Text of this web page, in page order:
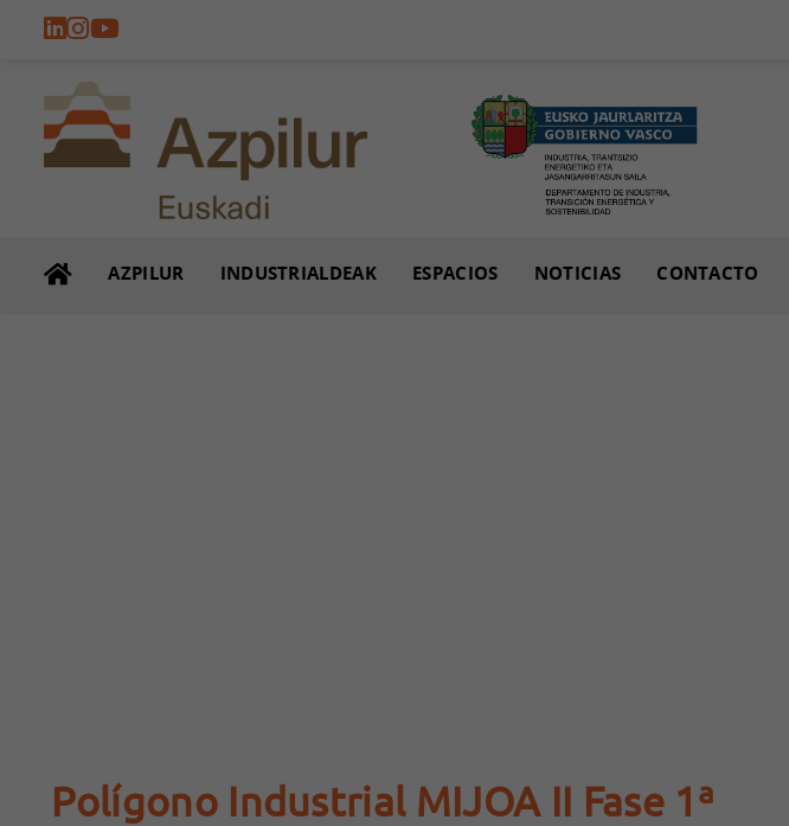
AZPILUR INDUSTRIALDEAK ESPACIOS NOTICIAS CONTACTO
Polígono Industrial MIJOA II Fase 1ª